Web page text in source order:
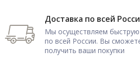
Доставка по всей
Мы осуществляем
по всей России. Вы
получить ваши покупки